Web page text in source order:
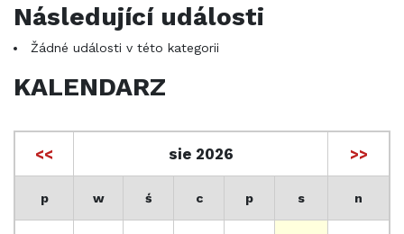
Následující události
Žádné události v této kategorii
KALENDARZ
<< sie 2026 >>
p w ś c p s n